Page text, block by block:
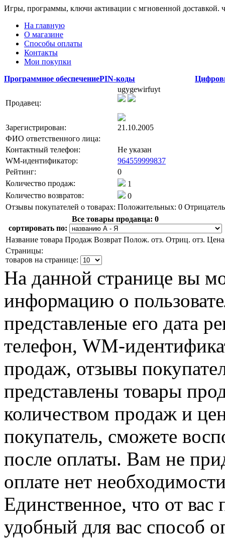
Игры, программы, ключи активации с мгновенной доставкой.
На главную
О магазине
Способы оплаты
Контакты
Мои покупки
Программное обеспечениеPIN-коды
Продавец:
ugygewirfuyt
Зарегистрирован:
21.10.2005
ФИО ответственного лица:
Контактный телефон:
Не указан
WM-идентификатор:
964559999837
Рейтинг:
0
Количество продаж:
1
Количество возвратов:
0
Отзывы покупателей о товарах: Положительных: 0
Все товары продавца: 0
сортировать по:
Название товара Продаж Возврат Полож. отз. Отриц. отз. Цена
Страницы:
товаров на странице:
На данной странице вы
информацию о
представленые его дата
телефон, WM-
продаж, отзывы
представлены товары
количеством продаж и
покупатель, сможете
после оплаты. Вам не
оплате нет
Единственное, что от вас
удобный для вас способ